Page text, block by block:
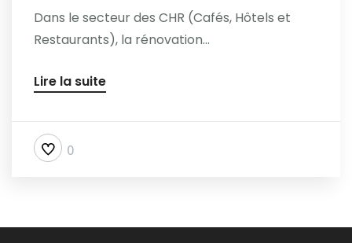
Dans le secteur des CHR (Cafés, Hôtels et
Restaurants), la rénovation...
Lire la suite
0